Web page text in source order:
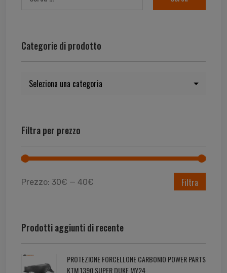
Categorie di prodotto
Filtra per prezzo
Filtra
Prezzo: 30€ — 40€
Prodotti aggiunti di recente
PROTEZIONE FORCELLONE CARBONIO POWER PARTS
KTM 1390 SUPER DUKE MY24